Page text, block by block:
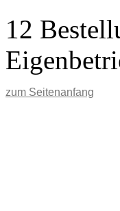
12
zum Seitenanfang